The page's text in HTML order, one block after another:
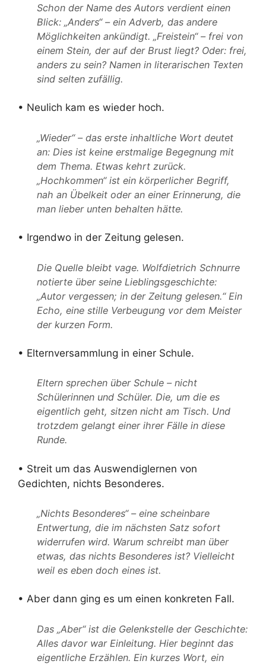
Schon der Name des Autors verdient einen
Blick: „Anders“ – ein Adverb, das andere
Möglichkeiten ankündigt. „Freistein“ – frei von
einem Stein, der auf der Brust liegt? Oder: frei,
anders zu sein? Namen in literarischen Texten
sind selten zufällig.
• Neulich kam es wieder hoch.
„Wieder“ – das erste inhaltliche Wort deutet
an: Dies ist keine erstmalige Begegnung mit
dem Thema. Etwas kehrt zurück.
„Hochkommen“ ist ein körperlicher Begriff,
nah an Übelkeit oder an einer Erinnerung, die
man lieber unten behalten hätte.
• Irgendwo in der Zeitung gelesen.
Die Quelle bleibt vage. Wolfdietrich Schnurre
notierte über seine Lieblingsgeschichte:
„Autor vergessen; in der Zeitung gelesen.“ Ein
Echo, eine stille Verbeugung vor dem Meister
der kurzen Form.
• Elternversammlung in einer Schule.
Eltern sprechen über Schule – nicht
Schülerinnen und Schüler. Die, um die es
eigentlich geht, sitzen nicht am Tisch. Und
trotzdem gelangt einer ihrer Fälle in diese
Runde.
• Streit um das Auswendiglernen von
Gedichten, nichts Besonderes.
„Nichts Besonderes“ – eine scheinbare
Entwertung, die im nächsten Satz sofort
widerrufen wird. Warum schreibt man über
etwas, das nichts Besonderes ist? Vielleicht
weil es eben doch eines ist.
• Aber dann ging es um einen konkreten Fall.
Das „Aber“ ist die Gelenkstelle der Geschichte:
Alles davor war Einleitung. Hier beginnt das
eigentliche Erzählen. Ein kurzes Wort, ein